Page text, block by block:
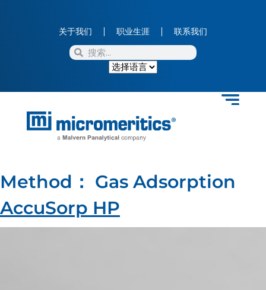
关于我们 职业生涯 联系我们
Method： Gas Adsorption
AccuSorp HP